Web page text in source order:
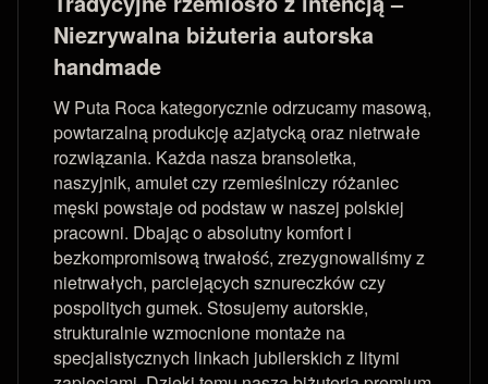
Niezrywalna biżuteria autorska
handmade
W Puta Roca kategorycznie odrzucamy masową,
powtarzalną produkcję azjatycką oraz nietrwałe
rozwiązania. Każda nasza bransoletka,
naszyjnik, amulet czy rzemieślniczy różaniec
męski powstaje od podstaw w naszej polskiej
pracowni. Dbając o absolutny komfort i
bezkompromisową trwałość, zrezygnowaliśmy z
nietrwałych, parciejących sznureczków czy
pospolitych gumek. Stosujemy autorskie,
strukturalnie wzmocnione montaże na
specjalistycznych linkach jubilerskich z litymi